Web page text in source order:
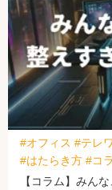
【コラム】みん
#オフィス #テレ
#はたらき方 #コ